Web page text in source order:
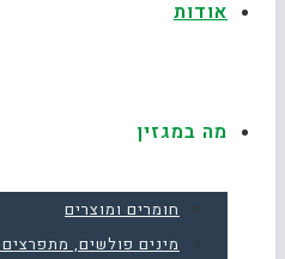
אודות
מה במגזין
חומרים ומוצרים
מינים פולשים,